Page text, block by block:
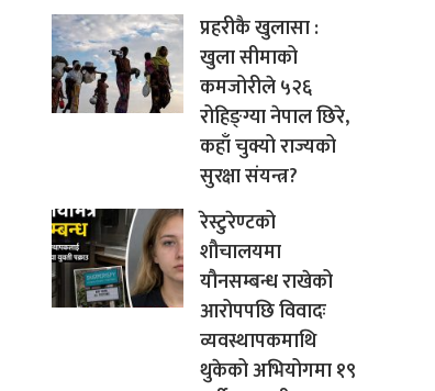
प्रहरीकै खुलासा :
खुला सीमाको
कमजोरीले ५२६
रोहिङ्ग्या नेपाल छिरे,
कहाँ चुक्यो राज्यको
सुरक्षा संयन्त्र?
रेस्टुरेण्टको
शौचालयमा
यौनसम्बन्ध राखेको
आरोपपछि विवादः
व्यवस्थापकमाथि
थुकेको अभियोगमा १९